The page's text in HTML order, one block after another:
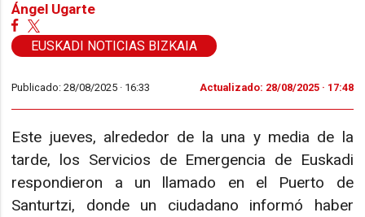
Ángel Ugarte
EUSKADI NOTICIAS BIZKAIA
Publicado: 28/08/2025 · 16:33 Actualizado: 28/08/2025 · 17:48
Este jueves, alrededor de la una y media de la
tarde, los Servicios de Emergencia de Euskadi
respondieron a un llamado en el Puerto de
Santurtzi, donde un ciudadano informó haber